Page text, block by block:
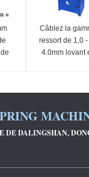
Câblez la
ressort de 1,0 -
4.0mm lovant
ordinateur
DE DALINGSHAN,